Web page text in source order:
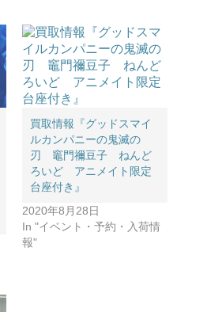
買取情報『グッドスマイ
ルカンパニーの鬼滅の
刃 竈門禰豆子 ねんど
ろいど アニメイト限定
台座付き』
2020年8月28日
In "イベント・予約・入荷情
報"